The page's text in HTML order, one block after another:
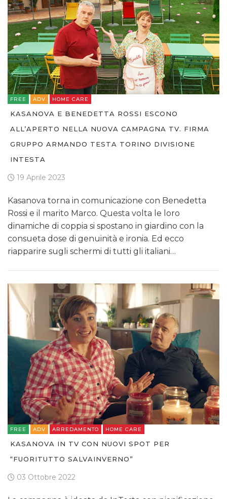
FREE ADV HOME CARE
KASANOVA E BENEDETTA ROSSI ESCONO
ALL’APERTO NELLA NUOVA CAMPAGNA TV. FIRMA
GRUPPO ARMANDO TESTA TORINO DIVISIONE
INTESTA
19 Aprile 2023
Kasanova torna in comunicazione con Benedetta
Rossi e il marito Marco. Questa volta le loro
dinamiche di coppia si spostano in giardino con la
consueta dose di genuinità e ironia. Ed ecco
riapparire sugli schermi di tutti gli italiani…
FREE ADV ARREDAMENTO HOME CARE
KASANOVA IN TV CON NUOVI SPOT PER
“FUORITUTTO SALVAINVERNO”
03 Ottobre 2022